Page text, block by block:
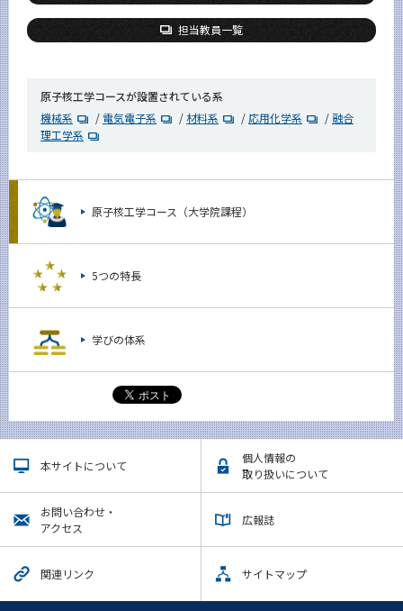
担当教員一覧
原子核工学コースが設置されている系
機械系
/ 電気電子系 /材料系 / 応用化学系 / 融合
理工学系
原子核工学コース（大学院課程）
5つの特長
学びの体系
本サイトについて
個人情報の
取り扱いについて
お問い合わせ・
アクセス
広報誌
関連リンク サイトマップ